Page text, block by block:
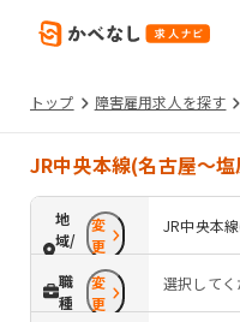
トップ 障害雇用求人を探す
JR中央本線(名古屋～
地
域/
路
線
変
更
JR中央本
職
種
変
更
選択してく